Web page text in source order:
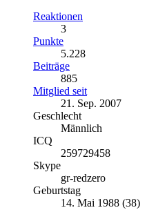
Reaktionen
3
Punkte
5.228
Beiträge
885
Mitglied seit
21. Sep. 2007
Geschlecht
Männlich
ICQ
259729458
Skype
gr-redzero
Geburtstag
14. Mai 1988 (38)